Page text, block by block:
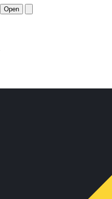
Open